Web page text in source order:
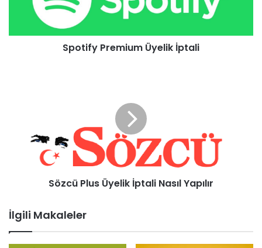
Spotify Premium Üyelik İptali
Sözcü Plus Üyelik İptali Nasıl Yapılır
İlgili Makaleler